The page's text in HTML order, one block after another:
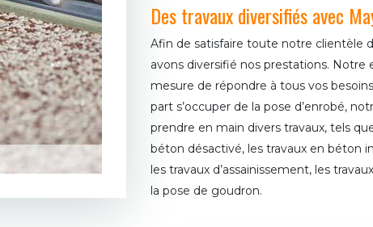
Des travaux diversifiés avec
Afin de satisfaire toute notre clientèle
avons diversifié nos prestations.
mesure de répondre à tous vos
part s’occuper de la pose d’enrobé,
prendre en main divers travaux, tels
béton désactivé, les travaux en béton
les travaux d’assainissement, les
la pose de goudron.